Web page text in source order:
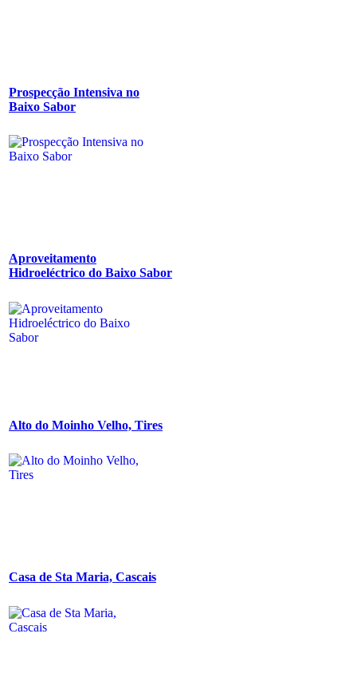
Prospecção Intensiva no
Baixo Sabor
Aproveitamento
Hidroeléctrico do Baixo Sabor
Alto do Moinho Velho, Tires
Casa de Sta Maria, Cascais